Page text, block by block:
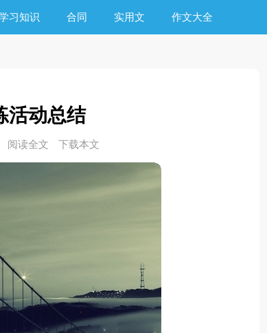
习知识 合同 实用文 作文大全
活动总结
阅读全文 下载本文